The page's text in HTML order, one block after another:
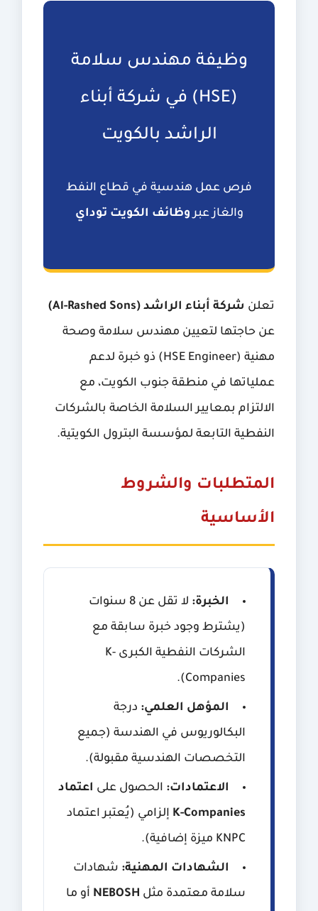
وظيفة مهندس سلامة
(HSE) في شركة أبناء
الراشد بالكويت
فرص عمل هندسية في قطاع النفط
والغاز عبروظائف الكويت توداي
تعلن شركة أبناء الراشد (Al-Rashed Sons)
عن حاجتها لتعيين مهندس سلامة وصحة
مهنية (HSE Engineer) ذو خبرة لدعم
عملياتها في منطقة جنوب الكويت، مع
الالتزام بمعايير السلامة الخاصة بالشركات
النفطية التابعة لمؤسسة البترول الكويتية.
المتطلبات والشروط
الأساسية
الخبرة:
لا تقل عن 8 سنوات
(يشترط وجود خبرة سابقة مع
الشركات النفطية الكبرى K-
Companies).
المؤهل العلمي: درجة
البكالوريوس في الهندسة (جميع
التخصصات الهندسية مقبولة).
الاعتمادات: الحصول على اعتماد
K-Companies إلزامي (يُعتبر اعتماد
KNPC ميزة إضافية).
الشهادات المهنية: شهادات
سلامة معتمدة مثل NEBOSH أو ما